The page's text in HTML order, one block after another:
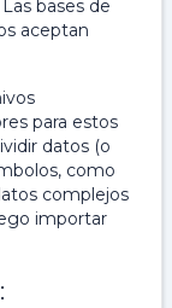
bases de
aceptan
para estos
datos (o
como
complejos
importar